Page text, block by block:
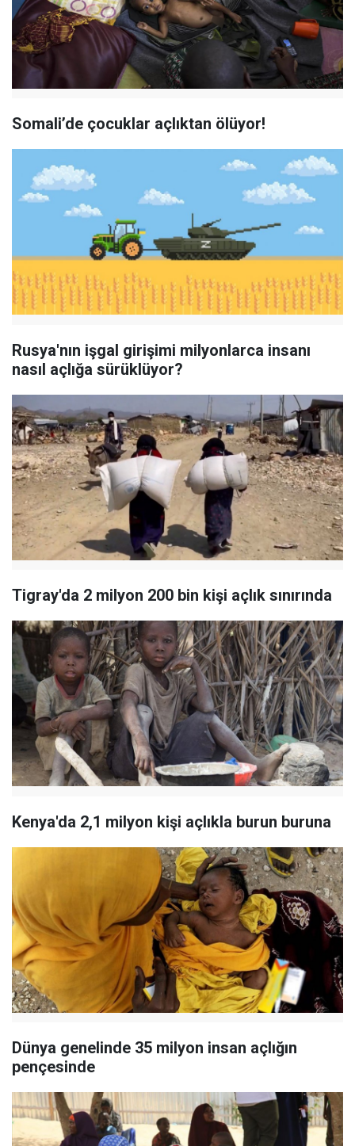
Somali’de çocuklar açlıktan ölüyor!
Rusya'nın işgal girişimi milyonlarca insanı
nasıl açlığa sürüklüyor?
Tigray'da 2 milyon 200 bin kişi açlık sınırında
Kenya'da 2,1 milyon kişi açlıkla burun buruna
Dünya genelinde 35 milyon insan açlığın
pençesinde